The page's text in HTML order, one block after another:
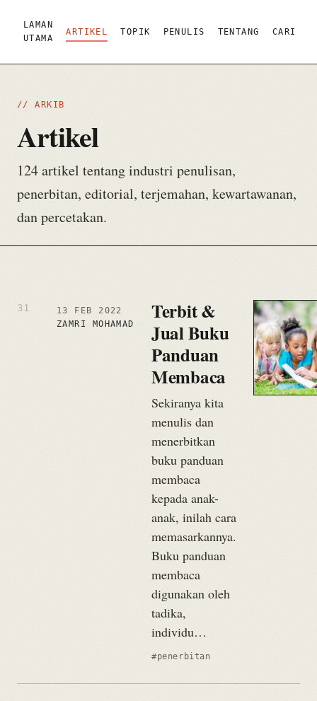
LAMAN
UTAMA
ARTIKEL TOPIK PENULIS TENTANG CARI
// ARKIB
Artikel
124 artikel tentang industri penulisan,
penerbitan, editorial, terjemahan, kewartawanan,
dan percetakan.
13 FEB 2022
ZAMRI MOHAMAD
Terbit &
Jual Buku
Panduan
Membaca
Sekiranya kita
menulis dan
menerbitkan
buku panduan
membaca
kepada anak-
anak, inilah cara
memasarkannya.
Buku panduan
membaca
digunakan oleh
tadika,
individu…
#penerbitan